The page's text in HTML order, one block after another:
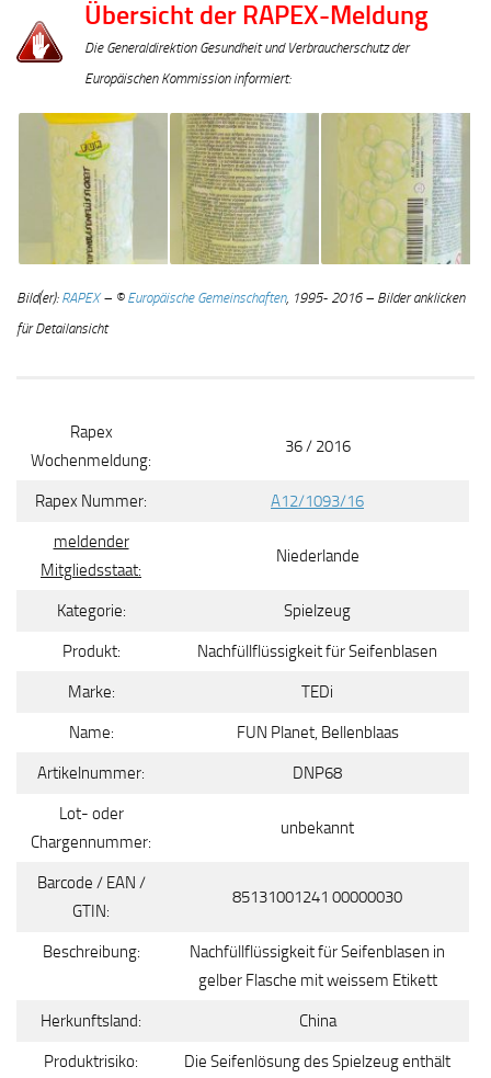
Übersicht der RAPEX-Meldung
Die Generaldirektion Gesundheit und Verbraucherschutz der
Europäischen Kommission informiert:
Bild(er): RAPEX– © Europäische Gemeinschaften, 1995- 2016 – Bilder anklicken
für Detailansicht
Rapex
Wochenmeldung:
36 / 2016
Rapex Nummer: A12/1093/16
meldender
Mitgliedsstaat:
Niederlande
Kategorie: Spielzeug
Produkt: Nachfüllflüssigkeit für Seifenblasen
Marke: TEDi
Name: FUN Planet, Bellenblaas
Artikelnummer: DNP68
Lot- oder
Chargennummer:
unbekannt
Barcode / EAN /
GTIN:
85131001241 00000030
Beschreibung:
Nachfüllflüssigkeit für Seifenblasen in
gelber Flasche mit weissem Etikett
Herkunftsland: China
Produktrisiko:
Die Seifenlösung des Spielzeug enthält